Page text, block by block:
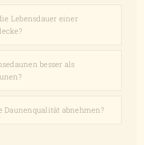
Lebensdauer einer
besser als
Daunenqualität abnehmen?